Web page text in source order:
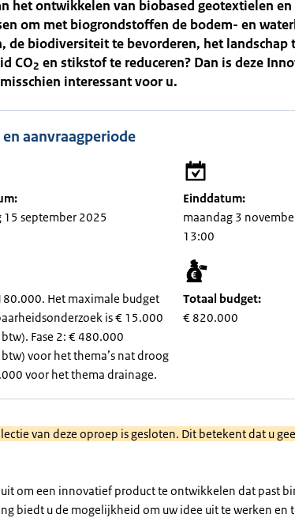
het ontwikkelen van biobased geotextielen
om met biogrondstoffen de bodem- en
de biodiversiteit te bevorderen, het landschap
CO2 en stikstof te reduceren? Dan is deze
interessant voor u.
aanvraagperiode
15 september 2025
Einddatum:
maandag 3
13:00
Het maximale budget
is € 15.000
Fase 2: € 480.000
voor het thema’s nat droog
voor het thema drainage.
Totaal budget:
€ 820.000
van deze oproep is gesloten. Dit betekent dat u
om een innovatief product te ontwikkelen dat past
biedt u de mogelijkheid om uw idee uit te werken en